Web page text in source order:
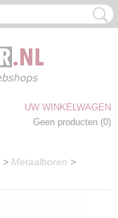
UW WINKELWAGEN
Geen producten (0)
> Metaalboren >